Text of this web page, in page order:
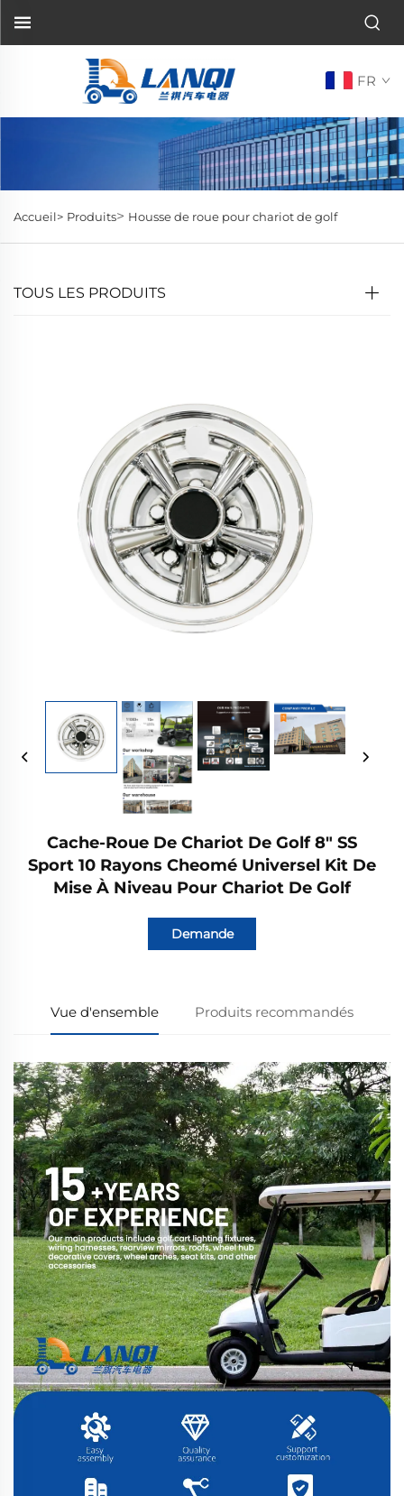
FR
Accueil> Produits> Housse de roue pour chariot de golf
TOUS LES PRODUITS
Cache-Roue De Chariot De Golf 8" SS
Sport 10 Rayons Cheomé Universel Kit De
Mise À Niveau Pour Chariot De Golf
Demande
Vue d'ensemble Produits recommandés